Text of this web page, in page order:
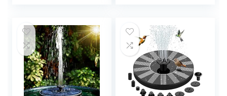
waterval…